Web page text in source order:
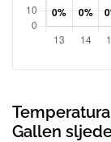
Gallen